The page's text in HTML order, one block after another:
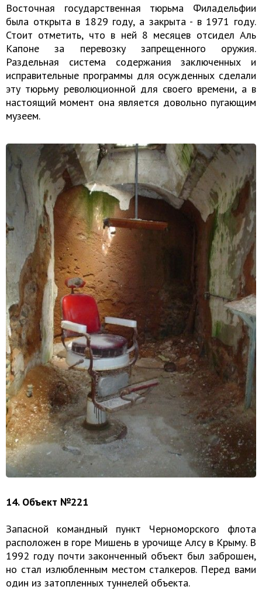
Восточная государственная тюрьма Филадельфии
была открыта в 1829 году, а закрыта - в 1971 году.
Стоит отметить, что в ней 8 месяцев отсидел Аль
Капоне за перевозку запрещенного оружия.
Раздельная система содержания заключенных и
исправительные программы для осужденных сделали
эту тюрьму революционной для своего времени, а в
настоящий момент она является довольно пугающим
музеем.
14. Объект №221
Запасной командный пункт Черноморского флота
расположен в горе Мишень в урочище Алсу в Крыму. В
1992 году почти законченный объект был заброшен,
но стал излюбленным местом сталкеров. Перед вами
один из затопленных туннелей объекта.